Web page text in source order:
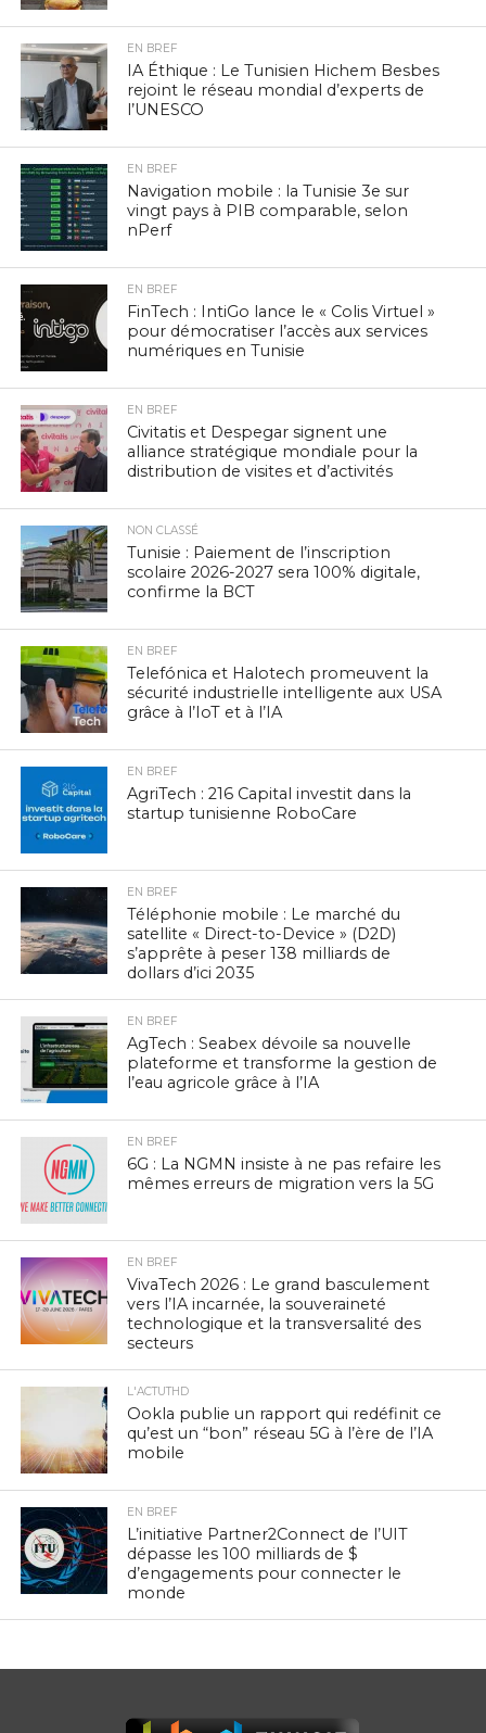
EN BREF
IA Éthique : Le Tunisien Hichem Besbes
rejoint le réseau mondial d’experts de
l’UNESCO
EN BREF
Navigation mobile : la Tunisie 3e sur
vingt pays à PIB comparable, selon
nPerf
EN BREF
FinTech : IntiGo lance le « Colis Virtuel »
pour démocratiser l’accès aux services
numériques en Tunisie
EN BREF
Civitatis et Despegar signent une
alliance stratégique mondiale pour la
distribution de visites et d’activités
NON CLASSÉ
Tunisie : Paiement de l’inscription
scolaire 2026-2027 sera 100% digitale,
confirme la BCT
EN BREF
Telefónica et Halotech promeuvent la
sécurité industrielle intelligente aux USA
grâce à l’IoT et à l’IA
EN BREF
AgriTech : 216 Capital investit dans la
startup tunisienne RoboCare
EN BREF
Téléphonie mobile : Le marché du
satellite « Direct-to-Device » (D2D)
s’apprête à peser 138 milliards de
dollars d’ici 2035
EN BREF
AgTech : Seabex dévoile sa nouvelle
plateforme et transforme la gestion de
l’eau agricole grâce à l’IA
EN BREF
6G : La NGMN insiste à ne pas refaire les
mêmes erreurs de migration vers la 5G
EN BREF
VivaTech 2026 : Le grand basculement
vers l’IA incarnée, la souveraineté
technologique et la transversalité des
secteurs
L'ACTUTHD
Ookla publie un rapport qui redéfinit ce
qu’est un “bon” réseau 5G à l’ère de l’IA
mobile
EN BREF
L’initiative Partner2Connect de l’UIT
dépasse les 100 milliards de $
d’engagements pour connecter le
monde